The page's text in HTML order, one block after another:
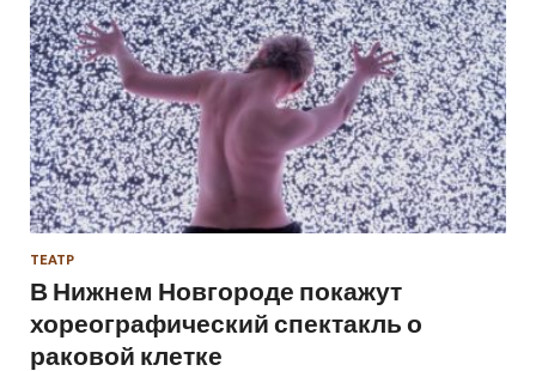
ТЕАТР
В Нижнем Новгороде покажут
хореографический спектакль о
раковой клетке